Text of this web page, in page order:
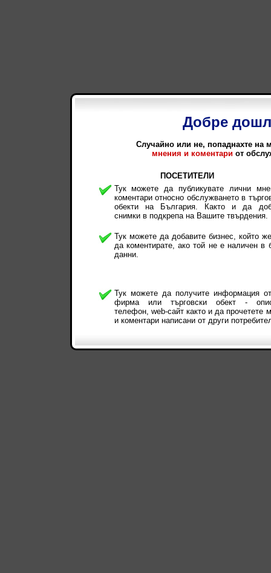
Добре
Случайно или не, попаднахте на
мнения и коментари от
ПОСЕТИТЕЛИ
Тук можете да публикувате лични
коментари относно обслужването в
обекти на България. Както и да
снимки в подкрепа на Вашите твърдения.
Тук можете да добавите бизнес, който
да коментирате, ако той не е наличен в
данни.
Тук можете да получите информация
фирма или търговски обект -
телефон, web-сайт както и да прочетете
и коментари написани от други